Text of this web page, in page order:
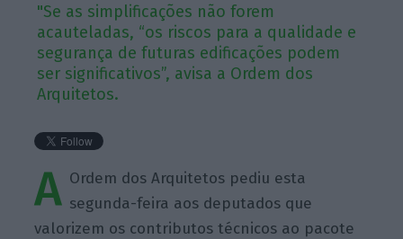
"Se as simplificações não forem
acauteladas, “os riscos para a qualidade e
segurança de futuras edificações podem
ser significativos”, avisa a Ordem dos
Arquitetos.
A Ordem dos Arquitetos pediu esta
segunda-feira aos deputados que
valorizem os contributos técnicos ao pacote